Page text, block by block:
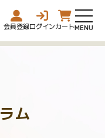
会員登録ログインカート
ム